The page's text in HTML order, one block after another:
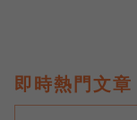
即時熱門文章